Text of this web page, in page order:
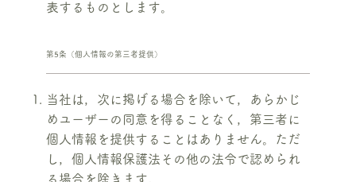
表するものとします。
第5条（個人情報の第三者提供）
当社は，次に掲げる場合を除いて，あらかじ
めユーザーの同意を得ることなく，第三者に
個人情報を提供することはありません。ただ
し，個人情報保護法その他の法令で認められ
る場合を除きます。